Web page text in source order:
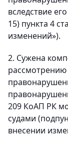
вследствие
15) пункта 4
изменений»).
2. Сужена
209 КоАП РК
судами
внесении